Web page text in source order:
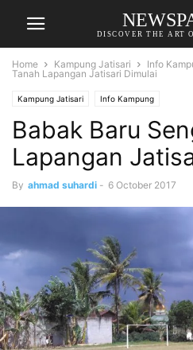
DISCOVER THE ART
Home Kampung Jatisari Info
Tanah Lapangan Jatisari Dimulai
Kampung Jatisari Info Kampung
Babak Baru
Lapangan
By ahmad suhardi - 6 October 2017